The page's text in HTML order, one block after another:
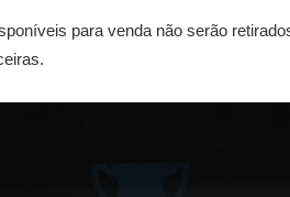
para venda não serão